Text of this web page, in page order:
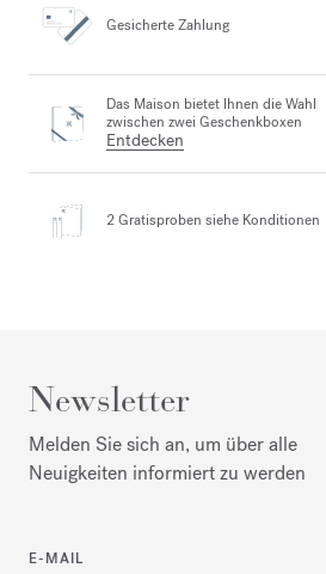
Gesicherte Zahlung
Das Maison bietet Ihnen die Wahl
zwischen zwei Geschenkboxen
Entdecken
2 Gratisproben siehe Konditionen
Newsletter
Melden Sie sich an, um über alle
Neuigkeiten informiert zu werden
E-MAIL